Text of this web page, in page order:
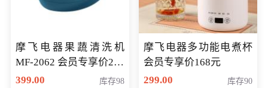
摩飞电器果蔬清洗机
MF-2062 会员专享价268
元
399.00 库存98
摩飞电器多功能电煮杯
会员专享价168元
299.00
库存90